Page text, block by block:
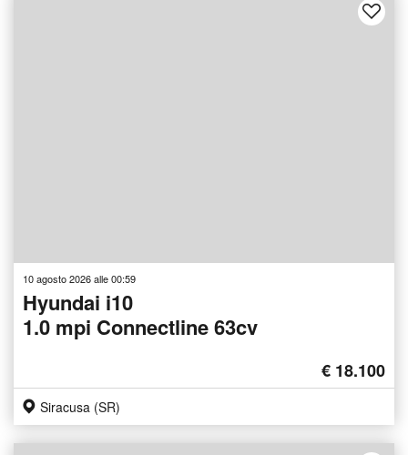
10 agosto 2026 alle 00:59
Hyundai i10
1.0 mpi Connectline 63cv
€ 18.100
Siracusa (SR)